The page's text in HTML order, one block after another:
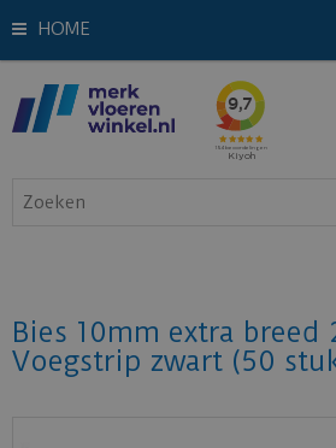
HOME
Bies 10mm extra breed
Voegstrip zwart (50